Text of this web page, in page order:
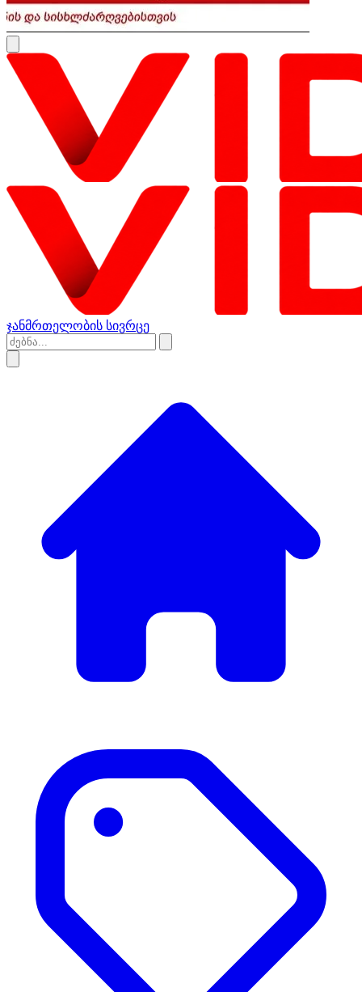
ჯანმრთელობის სივრცე